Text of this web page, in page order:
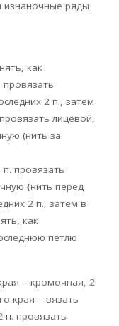
изнаночные ряды
как
2 п., затем
лицевой,
(нить за
провязать
{нить перед
2 п., затем в
как
петлю
= кромочная, 2
края = вязать
п. провязать